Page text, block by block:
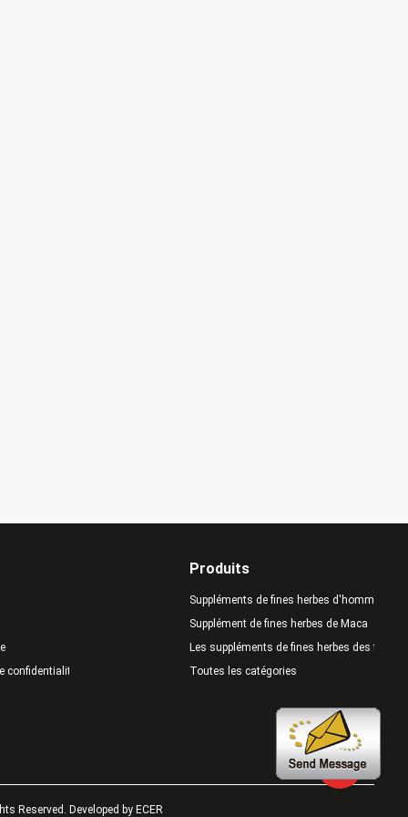
confidentialité
Produits
Suppléments de fines herbes d'hommes
Supplément de fines herbes de Maca
Les suppléments de fines herbes des
Toutes les catégories
Reserved. Developed by ECER